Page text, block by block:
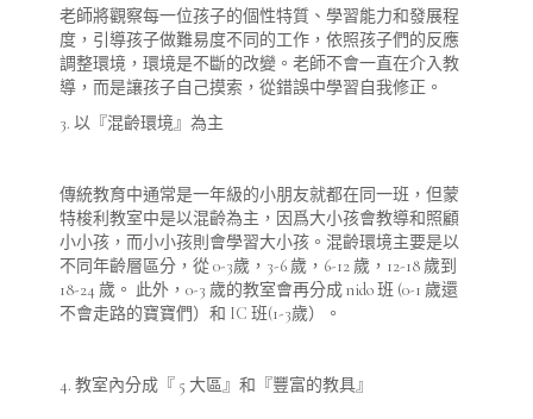
老師將觀察每一位孩子的個性特質、學習能力和發展程
度，引導孩子做難易度不同的工作，依照孩子們的反應
調整環境，環境是不斷的改變。老師不會一直在介入教
導，而是讓孩子自己摸索，從錯誤中學習自我修正。
3. 以『混齡環境』為主
傳統教育中通常是一年級的小朋友就都在同一班，但蒙
特梭利教室中是以混齡為主，因爲大小孩會教導和照顧
小小孩，而小小孩則會學習大小孩。混齡環境主要是以
不同年齡層區分，從 0-3歲，3-6 歲，6-12 歲，12-18 歲到
18-24 歲。 此外，0-3 歲的教室會再分成 nido 班 (0-1 歲還
不會走路的寶寶們）和 IC 班(1-3歲）。
4. 教室內分成『 5 大區』和『豐富的教具』